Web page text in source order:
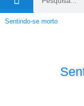
Sentindo-se morto